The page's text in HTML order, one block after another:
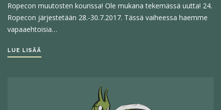
MEDIALLE
OTA YHTEYTTÄ
Ropecon muutosten kourissa! Ole mukana tekemässä uutta! 24.
Ropecon järjestetään 28.-30.7.2017. Tässä vaiheessa haemme
vapaaehtoisia…
LUE LISÄÄ